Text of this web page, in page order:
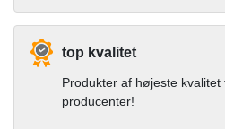
top kvalitet
Produkter af højeste
producenter!